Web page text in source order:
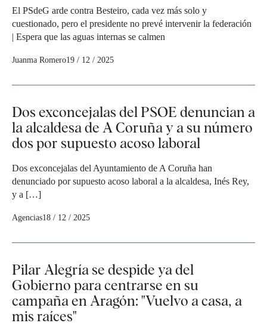
El PSdeG arde contra Besteiro, cada vez más solo y
cuestionado, pero el presidente no prevé intervenir la federación
| Espera que las aguas internas se calmen
Juanma Romero19 / 12 / 2025
Dos exconcejalas del PSOE denuncian a
la alcaldesa de A Coruña y a su número
dos por supuesto acoso laboral
Dos exconcejalas del Ayuntamiento de A Coruña han
denunciado por supuesto acoso laboral a la alcaldesa, Inés Rey,
y a […]
Agencias18 / 12 / 2025
Pilar Alegría se despide ya del
Gobierno para centrarse en su
campaña en Aragón: "Vuelvo a casa, a
mis raíces"